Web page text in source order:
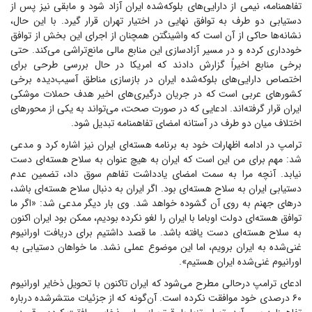
تفاهمنامه، نیمی از دارایی‌های بلوکه‌شده ایران آزاد شود و مابقی نیز پس از
دستیابی دو طرف به توافق نهایی در اختیار تهران قرار گیرد. با این حال،
نشانه‌ها حاکی از آن است که واشینگتن همچنان از اجرای این بخش از توافق
خودداری کرده و در مسیر آزادسازی این منابع مالی مانع‌تراشی می‌کند. حتی
برخی منابع اخیراً گزارش دادند که امریکا در حال بررسی طرحی برای
اختصاص دارایی‌های بلوکه‌شده ایران در بازسازی مناطق آسیب‌دیده برخی
کشور‌های عربی است که در جریان درگیری‌های اخیر هدف حملات موشکی
ایران قرار گرفته‌اند. ادعایی که در صورت صحت، می‌تواند به یکی از محور‌های
اختلاف میان دو طرف در آستانه امضای تفاهمنامه تبدیل شود.
ترامپ در ادامه اظهارات خود به برنامه هسته‌ای ایران نیز اشاره کرد و مدعی
شد: مهم برای من این است که ایران به هیچ عنوان به سلاح هسته‌ای دست
نیابد. آنچه مرا به سمت امضای یادداشت تفاهم سوق داد، تضمین عدم
دستیابی ایران به سلاح هسته‌ای بود. اگر ایران به دنبال سلاح هسته‌ای باشد،
در‌های جهنم به روی آن گشوده خواهد شد. وی بار دیگر مدعی شد: «اگر ما
توافق هسته‌ای دولت اوباما با ایران را لغو نکرده بودیم، ممکن بود ایران اکنون
به سلاح هسته‌ای دست یافته باشد. ما قصد داشتیم برای دریافت اورانیوم
غنی‌شده به ایران برویم، اما این موضوع عملی نشد. ما خواهان دستیابی به
اورانیوم غنی‌شده ایران هستیم».
ادعای ترامپ درحالی مطرح می‌شود که ایران تاکنون با تحویل ذخایر اورانیوم
۶۰ درصدی خود موافقت نکرده است. آن‌گونه که از جزئیات منتشرشده درباره